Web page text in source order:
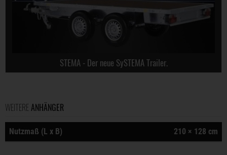
STEMA - Der neue SySTEMA Trailer.
WEITERE ANHÄNGER
Nutzmaß (L x B) 210 × 128 cm